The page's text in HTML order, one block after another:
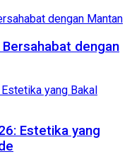
dengan
Estetika yang